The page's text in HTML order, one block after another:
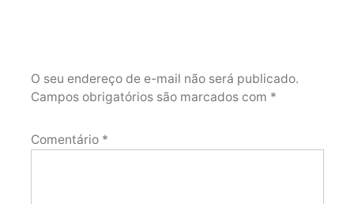
O seu endereço de e-mail não será publicado.
Campos obrigatórios são marcados com *
Comentário *